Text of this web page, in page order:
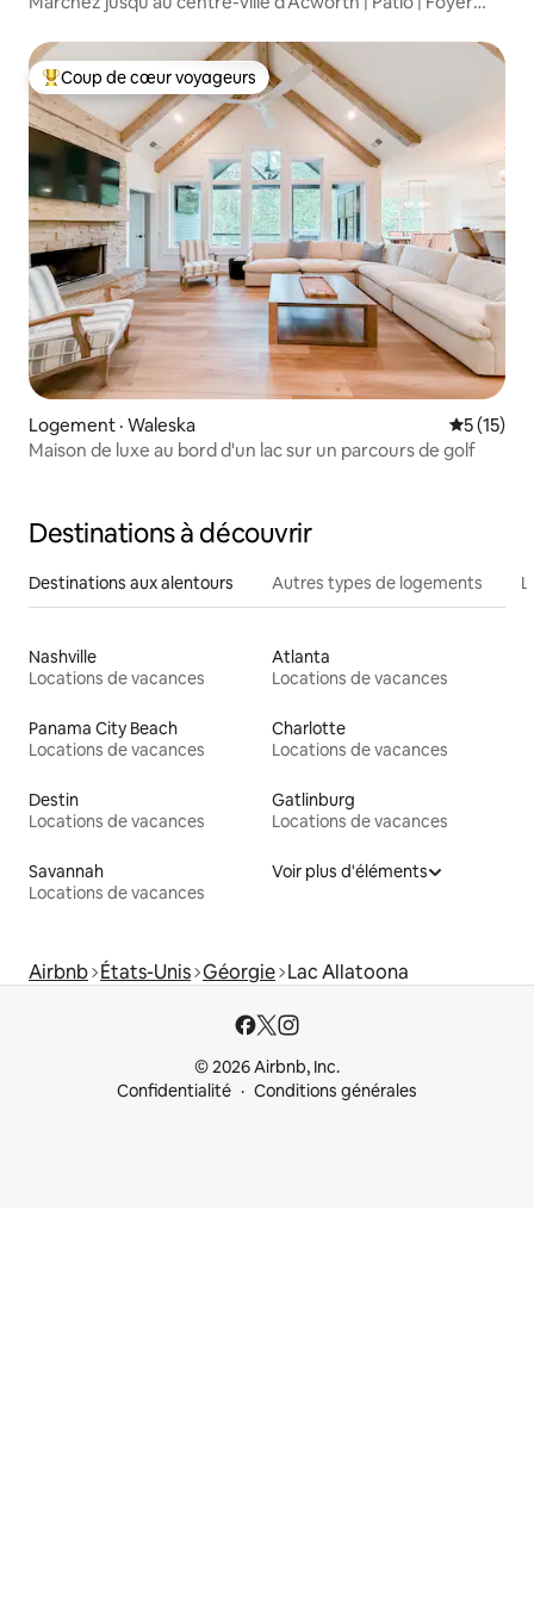
Coup de cœur voyageurs parmi les plus aimés
Coup de cœur voyageurs
Logement · Waleska Note
5 (15)
Maison de luxe au bord d'un lac sur un parcours de golf
Destinations à découvrir
Destinations aux alentours Autres types de logements
Nashville
Locations de vacances
Atlanta
Locations de vacances
Panama City Beach
Locations de vacances
Charlotte
Locations de vacances
Destin
Locations de vacances
Gatlinburg
Locations de vacances
Savannah
Locations de vacances
Voir plus d'éléments
Airbnb États-Unis Géorgie Lac Allatoona
© 2026 Airbnb, Inc.
Confidentialité
Conditions générales